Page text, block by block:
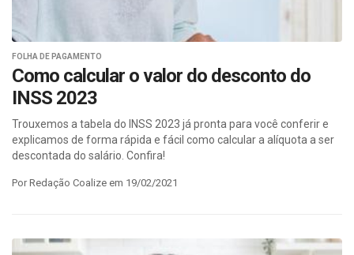
FOLHA DE PAGAMENTO
Como calcular o valor do desconto do
INSS 2023
Trouxemos a tabela do INSS 2023 já pronta para você conferir e
explicamos de forma rápida e fácil como calcular a alíquota a ser
descontada do salário. Confira!
Por Redação Coalize em 19/02/2021